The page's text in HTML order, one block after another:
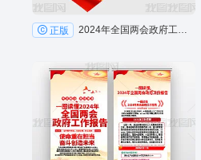
正版 2024年全国两会政府工作报告折页海报